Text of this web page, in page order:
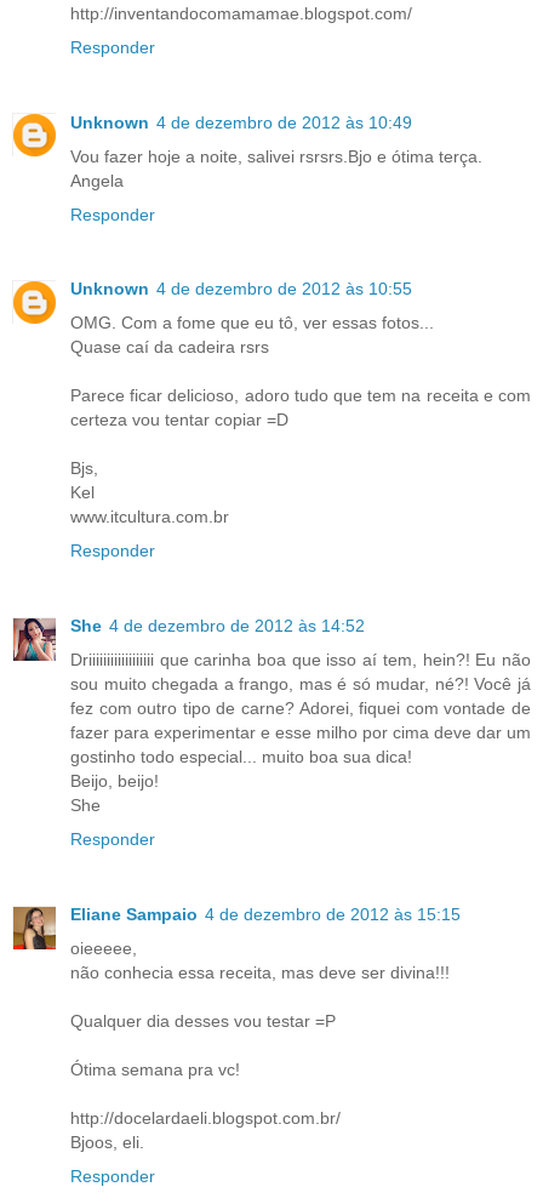
http://inventandocomamamae.blogspot.com/
Responder
Unknown 4 de dezembro de 2012 às 10:49
Vou fazer hoje a noite, salivei rsrsrs.Bjo e ótima terça.
Angela
Responder
Unknown 4 de dezembro de 2012 às 10:55
OMG. Com a fome que eu tô, ver essas fotos...
Quase caí da cadeira rsrs
Parece ficar delicioso, adoro tudo que tem na receita e com
certeza vou tentar copiar =D
Bjs,
Kel
www.itcultura.com.br
Responder
She 4 de dezembro de 2012 às 14:52
Driiiiiiiiiiiiiiiiii que carinha boa que isso aí tem, hein?! Eu não
sou muito chegada a frango, mas é só mudar, né?! Você já
fez com outro tipo de carne? Adorei, fiquei com vontade de
fazer para experimentar e esse milho por cima deve dar um
gostinho todo especial... muito boa sua dica!
Beijo, beijo!
She
Responder
Eliane Sampaio 4 de dezembro de 2012 às 15:15
oieeeee,
não conhecia essa receita, mas deve ser divina!!!
Qualquer dia desses vou testar =P
Ótima semana pra vc!
http://docelardaeli.blogspot.com.br/
Bjoos, eli.
Responder